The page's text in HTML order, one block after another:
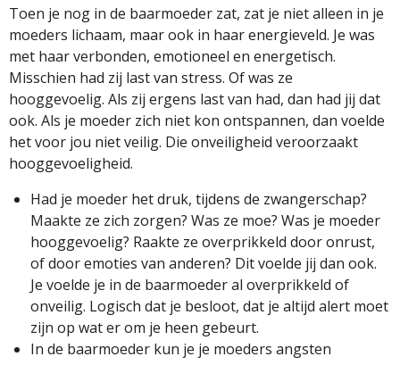
Toen je nog in de baarmoeder zat, zat je niet alleen in je
moeders lichaam, maar ook in haar energieveld. Je was
met haar verbonden, emotioneel en energetisch.
Misschien had zij last van stress. Of was ze
hooggevoelig. Als zij ergens last van had, dan had jij dat
ook. Als je moeder zich niet kon ontspannen, dan voelde
het voor jou niet veilig. Die onveiligheid veroorzaakt
hooggevoeligheid.
Had je moeder het druk, tijdens de zwangerschap?
Maakte ze zich zorgen? Was ze moe? Was je moeder
hooggevoelig? Raakte ze overprikkeld door onrust,
of door emoties van anderen? Dit voelde jij dan ook.
Je voelde je in de baarmoeder al overprikkeld of
onveilig. Logisch dat je besloot, dat je altijd alert moet
zijn op wat er om je heen gebeurt.
In de baarmoeder kun je je moeders angsten